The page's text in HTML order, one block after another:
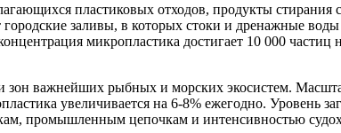
пластиковых отходов, продукты стирания
заливы, в которых стоки и дренажные
микропластика достигает 10 000 частиц
и зон важнейших рыбных и морских экосистем.
увеличивается на 6-8% ежегодно. Уровень
промышленным цепочкам и интенсивностью